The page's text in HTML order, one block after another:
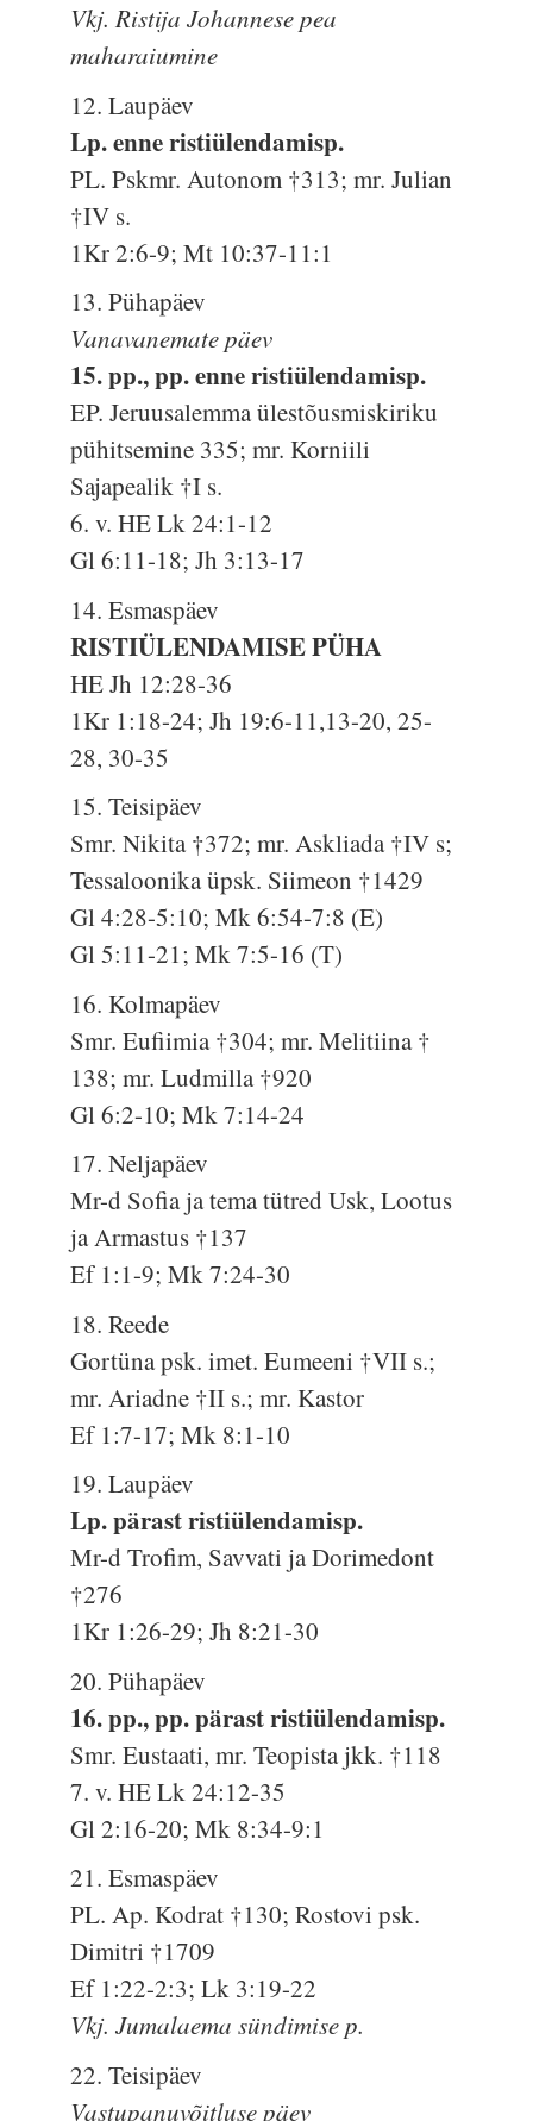
Vkj. Ristija Johannese pea
maharaiumine
12. Laupäev
Lp. enne ristiülendamisp.
PL. Pskmr. Autonom †313; mr. Julian
†IV s.
1Kr 2:6-9; Mt 10:37-11:1
13. Pühapäev
Vanavanemate päev
15. pp., pp. enne ristiülendamisp.
EP. Jeruusalemma ülestõusmiskiriku
pühitsemine 335; mr. Korniili
Sajapealik †I s.
6. v. HE Lk 24:1-12
Gl 6:11-18; Jh 3:13-17
14. Esmaspäev
RISTIÜLENDAMISE PÜHA
HE Jh 12:28-36
1Kr 1:18-24; Jh 19:6-11,13-20, 25-
28, 30-35
15. Teisipäev
Smr. Nikita †372; mr. Askliada †IV s;
Tessaloonika üpsk. Siimeon †1429
Gl 4:28-5:10; Mk 6:54-7:8 (E)
Gl 5:11-21; Mk 7:5-16 (T)
16. Kolmapäev
Smr. Eufiimia †304; mr. Melitiina †
138; mr. Ludmilla †920
Gl 6:2-10; Mk 7:14-24
17. Neljapäev
Mr-d Sofia ja tema tütred Usk, Lootus
ja Armastus †137
Ef 1:1-9; Mk 7:24-30
18. Reede
Gortüna psk. imet. Eumeeni †VII s.;
mr. Ariadne †II s.; mr. Kastor
Ef 1:7-17; Mk 8:1-10
19. Laupäev
Lp. pärast ristiülendamisp.
Mr-d Trofim, Savvati ja Dorimedont
†276
1Kr 1:26-29; Jh 8:21-30
20. Pühapäev
16. pp., pp. pärast ristiülendamisp.
Smr. Eustaati, mr. Teopista jkk. †118
7. v. HE Lk 24:12-35
Gl 2:16-20; Mk 8:34-9:1
21. Esmaspäev
PL. Ap. Kodrat †130; Rostovi psk.
Dimitri †1709
Ef 1:22-2:3; Lk 3:19-22
Vkj. Jumalaema sündimise p.
22. Teisipäev
Vastupanuvõitluse päev